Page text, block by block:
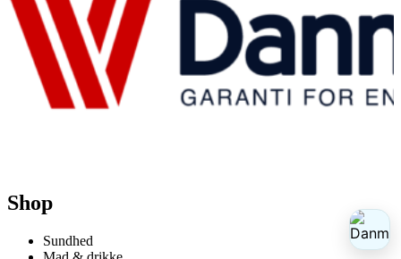
Shop
Sundhed